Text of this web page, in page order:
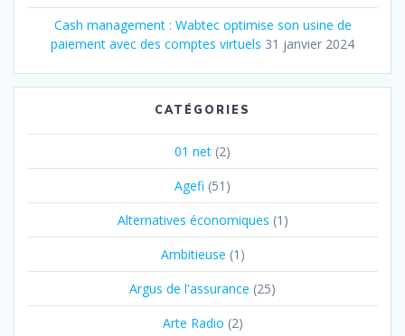
Cash management : Wabtec optimise son usine de
paiement avec des comptes virtuels 31 janvier 2024
CATÉGORIES
01 net (2)
Agefi (51)
Alternatives économiques (1)
Ambitieuse (1)
Argus de l'assurance (25)
Arte Radio (2)